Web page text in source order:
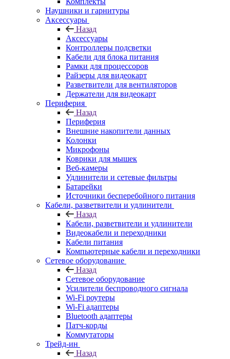
Наушники и гарнитуры
Аксессуары
Назад
Аксессуары
Контроллеры подсветки
Кабели для блока питания
Рамки для процессоров
Райзеры для видеокарт
Разветвители для вентиляторов
Держатели для видеокарт
Периферия
Назад
Периферия
Внешние накопители данных
Колонки
Микрофоны
Коврики для мышек
Веб-камеры
Удлинители и сетевые фильтры
Батарейки
Источники бесперебойного питания
Кабели, разветвители и удлинители
Назад
Кабели, разветвители и удлинители
Видеокабели и переходники
Кабели питания
Компьютерные кабели и переходники
Сетевое оборудование
Назад
Сетевое оборудование
Усилители беспроводного сигнала
Wi-Fi роутеры
Wi-Fi адаптеры
Bluetooth адаптеры
Патч-корды
Коммутаторы
Трейд-ин
Назад